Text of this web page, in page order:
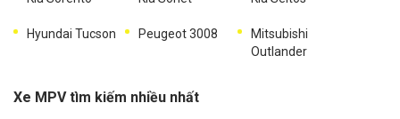
Hyundai Tucson Peugeot 3008
Mitsubishi
Outlander
Xe MPV tìm kiếm nhiều nhất